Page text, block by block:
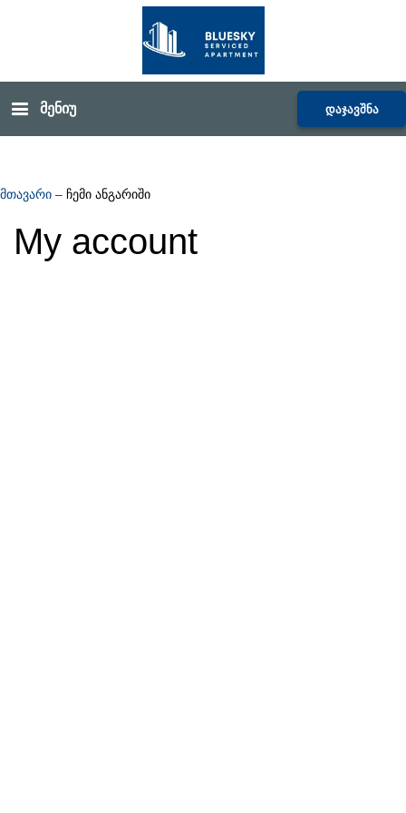
მენიუ დაჯავშნა
მთავარი – ჩემი ანგარიში
My account